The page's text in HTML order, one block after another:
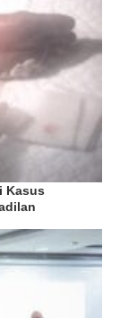
Kasus